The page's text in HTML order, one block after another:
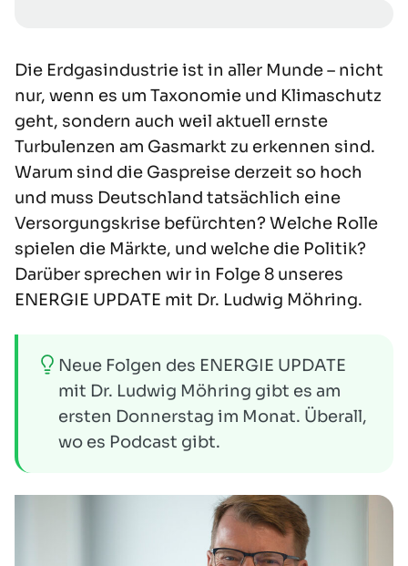
Die Erdgasindustrie ist in aller Munde – nicht
nur, wenn es um Taxonomie und Klimaschutz
geht, sondern auch weil aktuell ernste
Turbulenzen am Gasmarkt zu erkennen sind.
Warum sind die Gaspreise derzeit so hoch
und muss Deutschland tatsächlich eine
Versorgungskrise befürchten? Welche Rolle
spielen die Märkte, und welche die Politik?
Darüber sprechen wir in Folge 8 unseres
ENERGIE UPDATE mit Dr. Ludwig Möhring.
Neue Folgen des ENERGIE UPDATE
mit Dr. Ludwig Möhring gibt es am
ersten Donnerstag im Monat. Überall,
wo es Podcast gibt.